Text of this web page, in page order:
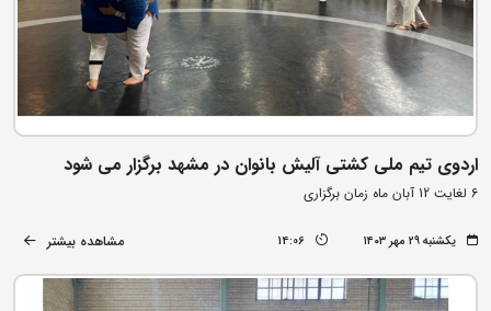
اردوی تیم ملی کشتی آلیش بانوان در مشهد برگزار می شود
6 لغایت 12 آبان ماه زمان برگزاری
یکشنبه ۲۹ مهر ۱۴۰۳ 14:06 مشاهده بیشتر